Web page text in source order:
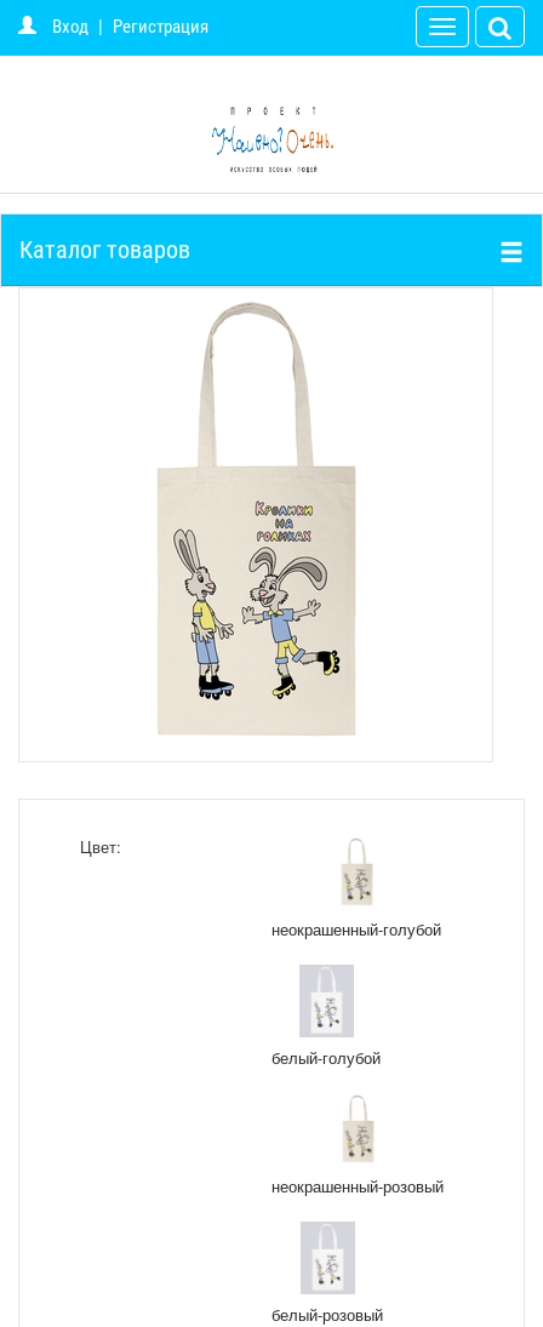
Вход | Регистрация
Toggle
navigation
Каталог товаров
Цвет:
неокрашенный-голубой
белый-голубой
неокрашенный-розовый
белый-розовый